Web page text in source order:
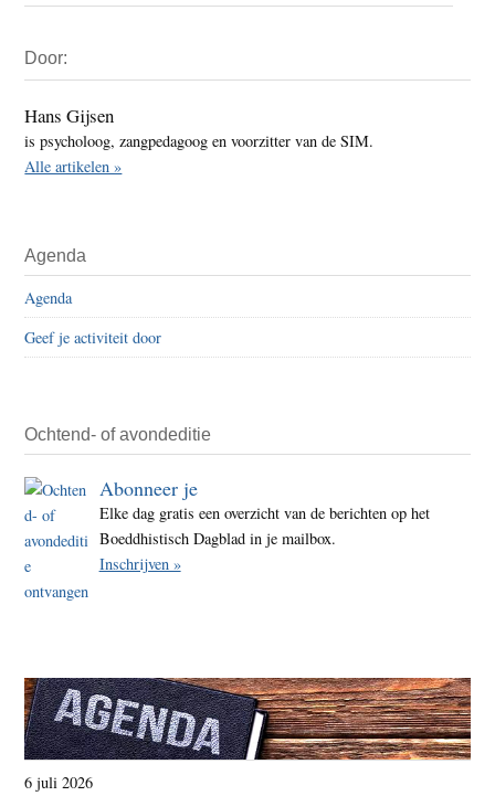
Sidebar
Door:
Hans Gijsen
is psycholoog, zangpedagoog en voorzitter van de SIM.
Alle artikelen »
Agenda
Agenda
Geef je activiteit door
Ochtend- of avondeditie
Abonneer je
Elke dag gratis een overzicht van de berichten op het
Boeddhistisch Dagblad in je mailbox.
Inschrijven »
6 juli 2026